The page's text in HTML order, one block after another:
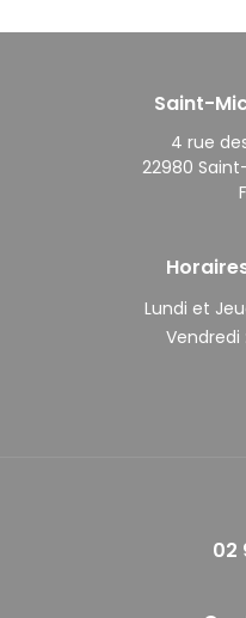
Saint-
4 rue
22980
Lundi et
Vendredi :
02